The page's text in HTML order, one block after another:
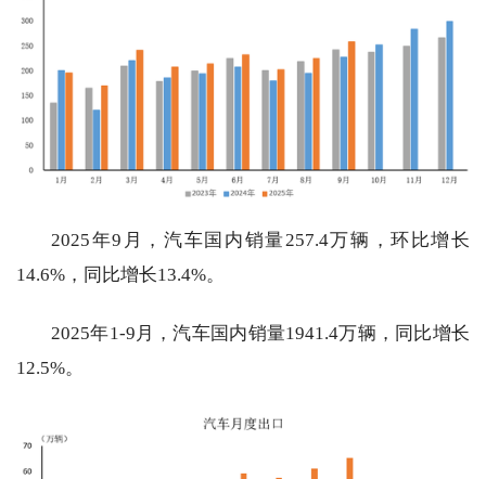
2025年9月，汽车国内销量257.4万辆，环比增长
14.6%，同比增长13.4%。
2025年1-9月，汽车国内销量1941.4万辆，同比增长
12.5%。